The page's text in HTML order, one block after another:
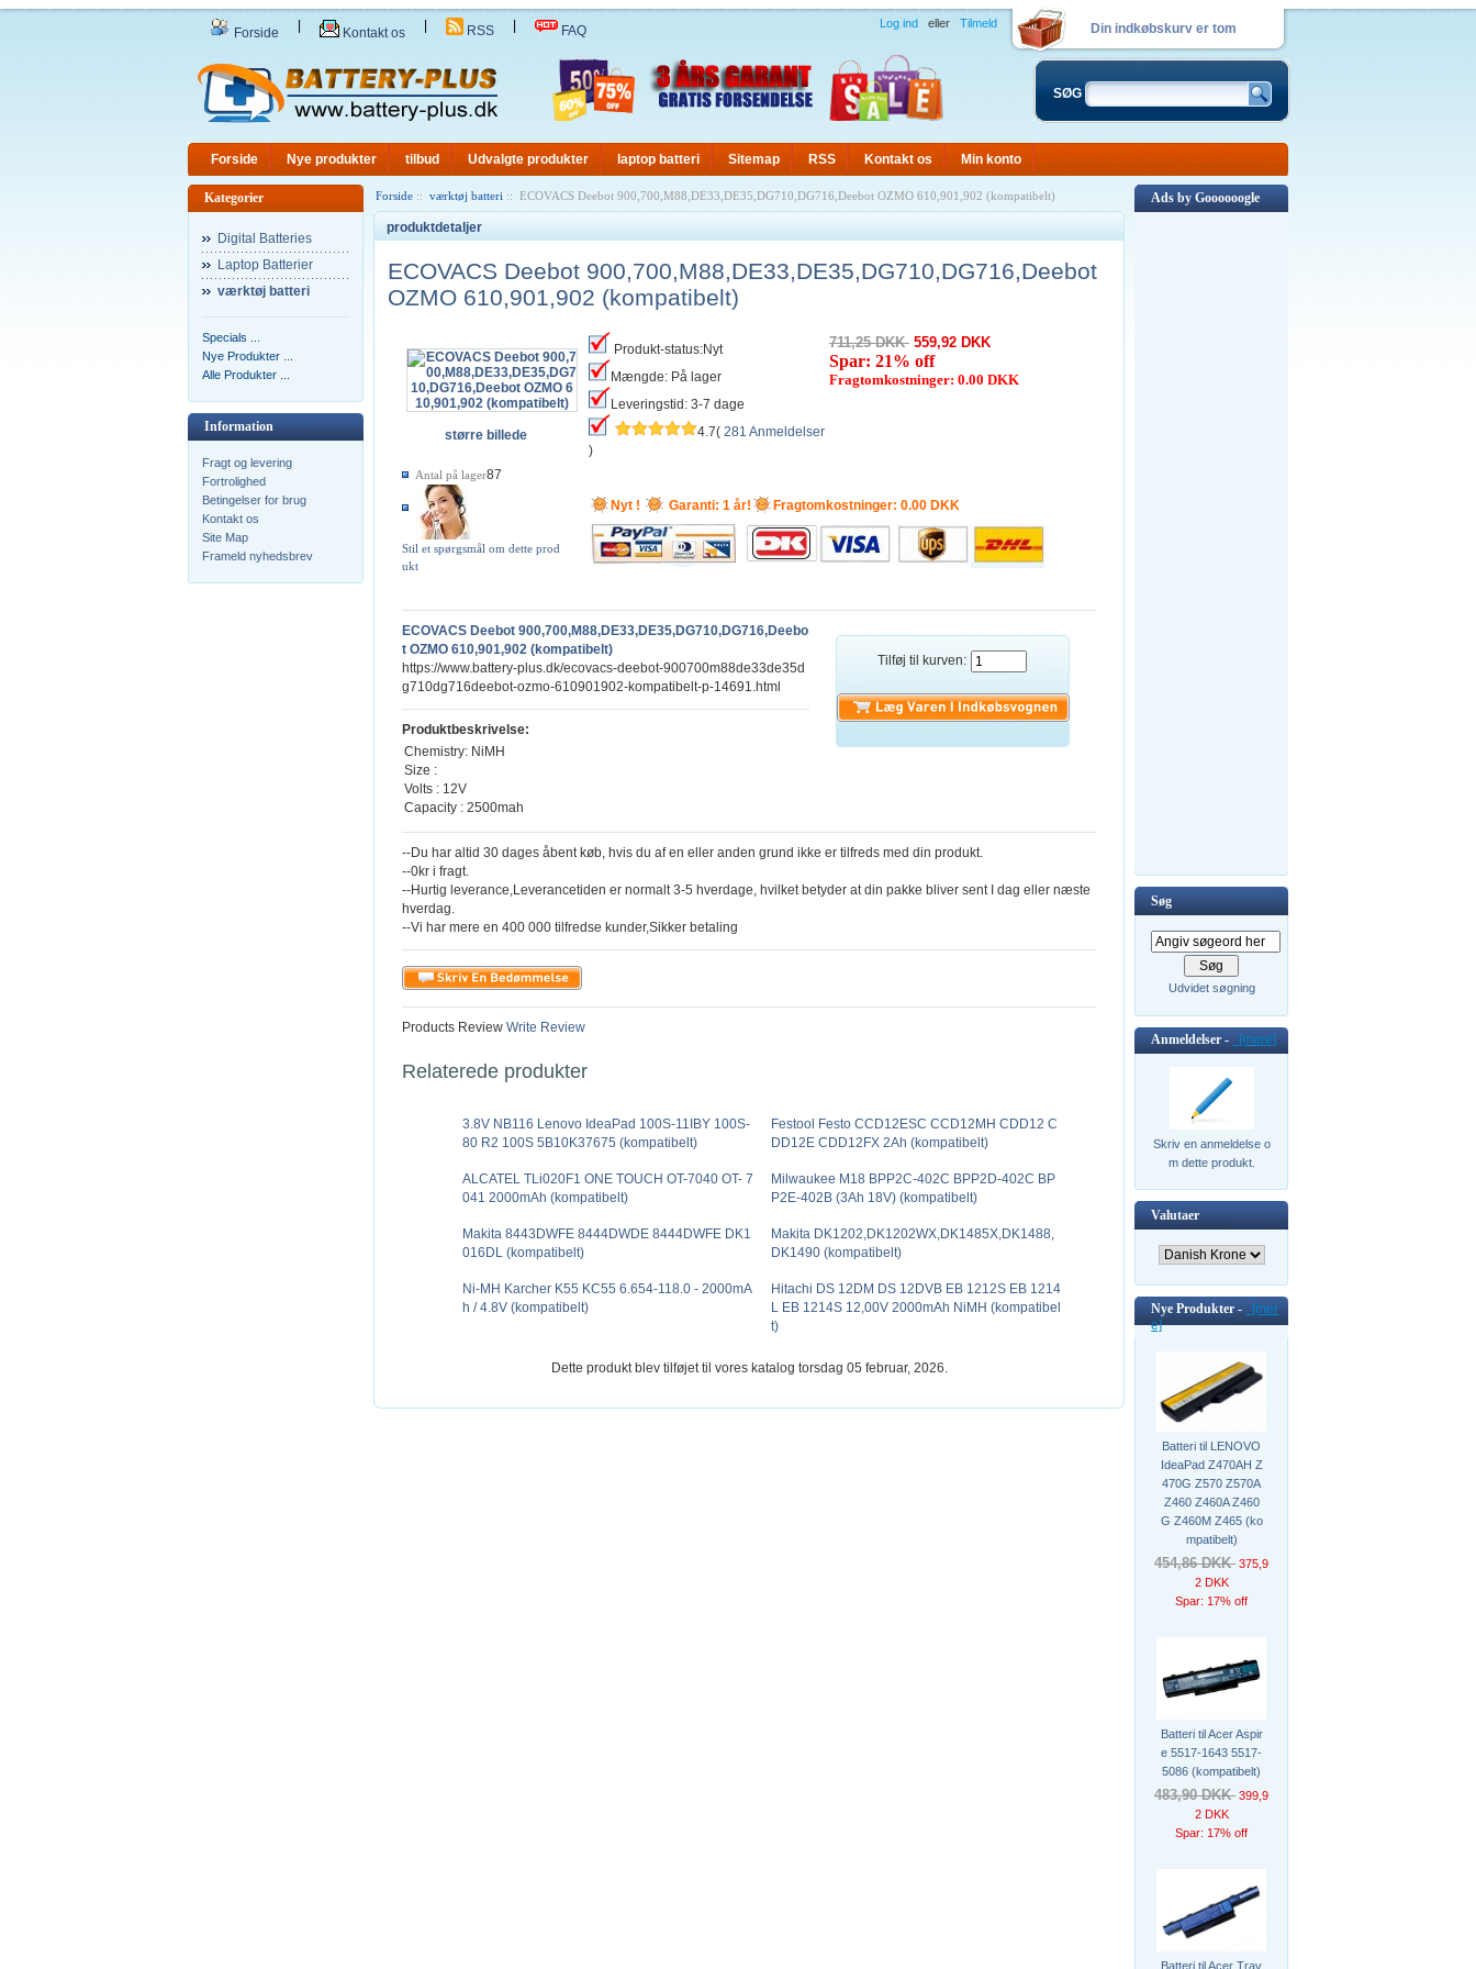
Forside Kontakt os RSS FAQ Din indkøbskurv er tom
Log ind eller Tilmeld
SØG
Forside Nye produkter tilbud Udvalgte produkter laptop batteri Sitemap RSS Kontakt os Min konto
Kategorier
Digital Batteries
Laptop Batterier
værktøj batteri
Specials ...
Nye Produkter ...
Alle Produkter ...
Information
Fragt og levering
Fortrolighed
Betingelser for brug
Kontakt os
Site Map
Frameld nyhedsbrev
Forside :: værktøj batteri :: ECOVACS Deebot 900,700,M88,DE33,DE35,DG710,DG716,Deebot OZMO 610,901,902 (kompatibelt)
produktdetaljer
ECOVACS Deebot 900,700,M88,DE33,DE35,DG710,DG716,Deebot
OZMO 610,901,902 (kompatibelt)
større billede
Antal på lager87
Stil et spørgsmål om dette prod
ukt
Produkt-status:Nyt
Mængde: På lager
Leveringstid: 3-7 dage
4.7( 281 Anmeldelser
)
711,25 DKK 559,92 DKK
Spar: 21% off
Fragtomkostninger: 0.00 DKK
Nyt ! Garanti: 1 år! Fragtomkostninger: 0.00 DKK
Tilføj til kurven:
ECOVACS Deebot 900,700,M88,DE33,DE35,DG710,DG716,Deebo
t OZMO 610,901,902 (kompatibelt)
https://www.battery-plus.dk/ecovacs-deebot-900700m88de33de35d
g710dg716deebot-ozmo-610901902-kompatibelt-p-14691.html
Produktbeskrivelse:
Chemistry: NiMH
Size :
Volts : 12V
Capacity : 2500mah
--Du har altid 30 dages åbent køb, hvis du af en eller anden grund ikke er tilfreds med din produkt.
--0kr i fragt.
--Hurtig leverance,Leverancetiden er normalt 3-5 hverdage, hvilket betyder at din pakke bliver sent I dag eller næste
hverdag.
--Vi har mere en 400 000 tilfredse kunder,Sikker betaling
Products Review Write Review
Relaterede produkter
3.8V NB116 Lenovo IdeaPad 100S-11IBY 100S-
80 R2 100S 5B10K37675 (kompatibelt)
Festool Festo CCD12ESC CCD12MH CDD12 C
DD12E CDD12FX 2Ah (kompatibelt)
ALCATEL TLi020F1 ONE TOUCH OT-7040 OT- 7
041 2000mAh (kompatibelt)
Milwaukee M18 BPP2C-402C BPP2D-402C BP
P2E-402B (3Ah 18V) (kompatibelt)
Makita 8443DWFE 8444DWDE 8444DWFE DK1
016DL (kompatibelt)
Makita DK1202,DK1202WX,DK1485X,DK1488,
DK1490 (kompatibelt)
Ni-MH Karcher K55 KC55 6.654-118.0 - 2000mA
h / 4.8V (kompatibelt)
Hitachi DS 12DM DS 12DVB EB 1212S EB 1214
L EB 1214S 12,00V 2000mAh NiMH (kompatibel
t)
Dette produkt blev tilføjet til vores katalog torsdag 05 februar, 2026.
Ads by Goooooogle
Søg
Udvidet søgning
Anmeldelser - [mere]
Skriv en anmeldelse o
m dette produkt.
Valutaer
Nye Produkter -
[mer
e]
Batteri til LENOVO
IdeaPad Z470AH Z
470G Z570 Z570A
Z460 Z460A Z460
G Z460M Z465 (ko
mpatibelt)
454,86 DKK 375,9
2 DKK
Spar: 17% off
Batteri til Acer Aspir
e 5517-1643 5517-
5086 (kompatibelt)
483,90 DKK 399,9
2 DKK
Spar: 17% off
Batteri til Acer Trav